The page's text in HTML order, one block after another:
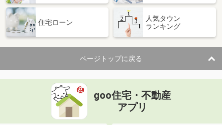
住宅ローン
人気タウン
ランキング
ページトップに戻る
goo住宅・不動産
アプリ